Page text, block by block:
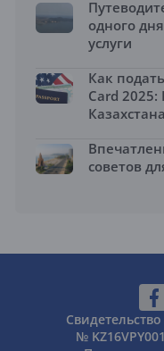
одного
услуги
Как
Card
Казахстана
советов
№